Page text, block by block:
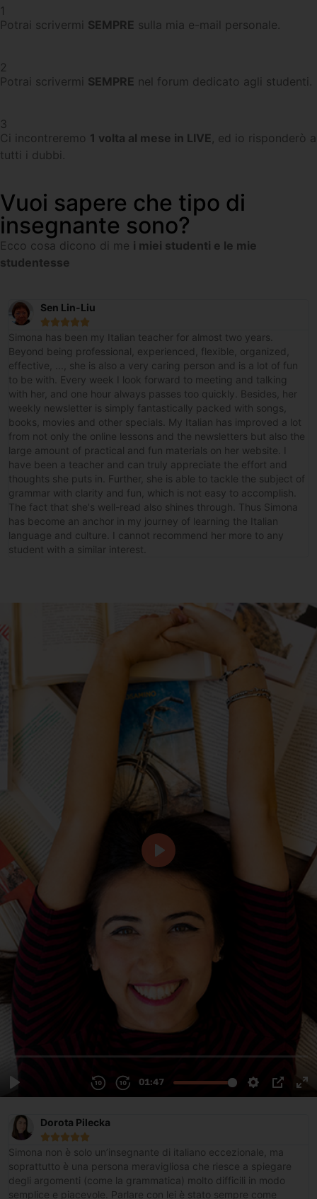
1
Potrai scrivermi SEMPRE sulla mia e-mail personale.
2
Potrai scrivermi SEMPRE nel forum dedicato agli studenti.
3
Ci incontreremo 1 volta al mese in LIVE , ed io risponderò a
tutti i dubbi.
Vuoi sapere che tipo di
insegnante sono?
Ecco cosa dicono di me i miei studenti e le mie
studentesse
Sen Lin-Liu

Simona has been my Italian teacher for almost two years.
Beyond being professional, experienced, flexible, organized,
effective, ..., she is also a very caring person and is a lot of fun
to be with. Every week I look forward to meeting and talking
with her, and one hour always passes too quickly. Besides, her
weekly newsletter is simply fantastically packed with songs,
books, movies and other specials. My Italian has improved a lot
from not only the online lessons and the newsletters but also the
large amount of practical and fun materials on her website. I
have been a teacher and can truly appreciate the effort and
thoughts she puts in. Further, she is able to tackle the subject of
grammar with clarity and fun, which is not easy to accomplish.
The fact that she's well-read also shines through. Thus Simona
has become an anchor in my journey of learning the Italian
language and culture. I cannot recommend her more to any
student with a similar interest.
Dorota Pilecka

Simona non è solo un’insegnante di italiano eccezionale, ma
soprattutto è una persona meravigliosa che riesce a spiegare
degli argomenti (come la grammatica) molto difficili in modo
semplice e piacevole. Parlare con lei è stato sempre come